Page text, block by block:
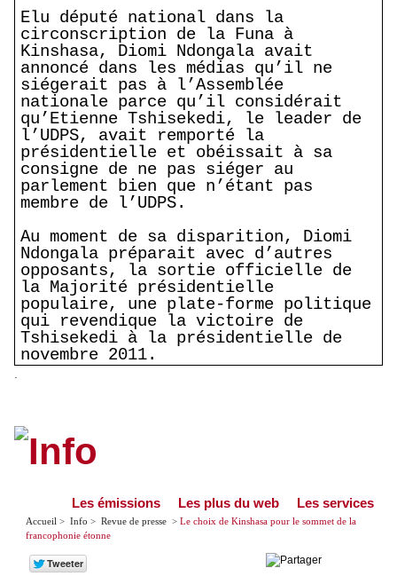
Elu député national dans la
circonscription de la Funa à
Kinshasa, Diomi Ndongala avait
annoncé dans les médias qu’il ne
siégerait pas à l’Assemblée
nationale parce qu’il considérait
qu’Etienne Tshisekedi, le leader de
l’UDPS, avait remporté la
présidentielle et obéissait à sa
consigne de ne pas siéger au
parlement bien que n’étant pas
membre de l’UDPS.
Au moment de sa disparition, Diomi
Ndongala préparait avec d’autres
opposants, la sortie officielle de
la Majorité présidentielle
populaire, une plate-forme politique
qui revendique la victoire de
Tshisekedi à la présidentielle de
novembre 2011.
.
Les émissions Les plus du web Les services
Accueil > Info > Revue de presse > Le choix de Kinshasa pour le sommet de la
francophonie étonne